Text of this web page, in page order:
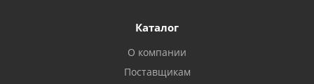
Каталог
О компании
Поставщикам